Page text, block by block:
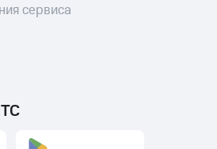
сервиса